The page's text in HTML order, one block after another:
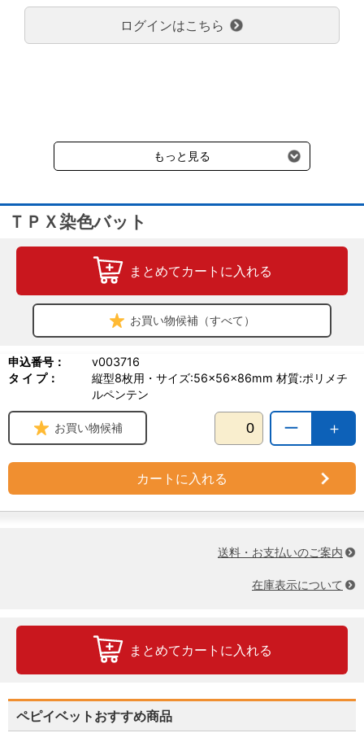
のみで新たな送料は発生しません。
大型商品送料が必要な商品をご注文の場合は、大型商品送料のみご
負担頂きます。
受けます。
ログインはこちら
もっと見る
ＴＰＸ染色バット
まとめてカートに入れる
お買い物候補（すべて）
申込番号：
v003716
タ イ プ：
縦型8枚用・サイズ:56×56×86mm 材質:ポリメチ
ルペンテン
＋
ー
お買い物候補
カートに入れる
送料・お支払いのご案内
在庫表示について
まとめてカートに入れる
ペピイベットおすすめ商品